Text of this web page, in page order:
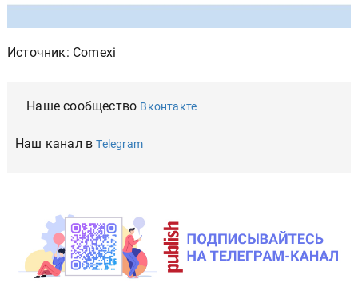
Источник: Comexi
Наше сообщество Вконтакте
Наш канал вTelegram